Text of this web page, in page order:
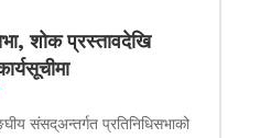
शोक प्रस्तावदेखि
संसद्अन्तर्गत प्रतिनिधिसभाको